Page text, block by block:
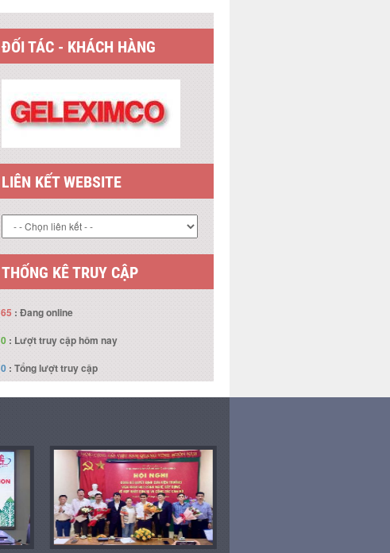
ĐỐI TÁC - KHÁCH HÀNG
LIÊN KẾT WEBSITE
THỐNG KÊ TRUY CẬP
65 : Đang online
0: Lượt truy cập hôm nay